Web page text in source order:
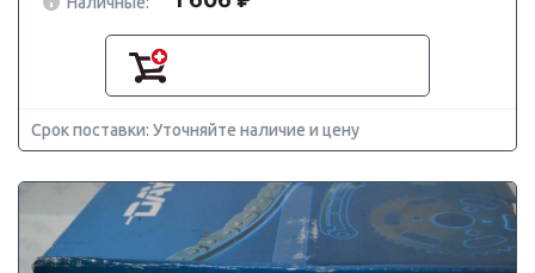
Срок поставки: Уточняйте наличие и цену